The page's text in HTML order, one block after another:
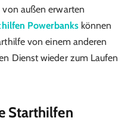
außen erwarten
Powerbankskönnen
von einem anderen
Dienst wieder zum Laufen
Starthilfen